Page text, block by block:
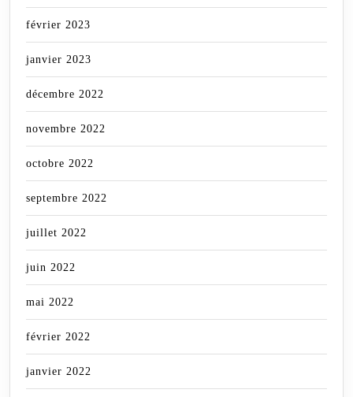
février 2023
janvier 2023
décembre 2022
novembre 2022
octobre 2022
septembre 2022
juillet 2022
juin 2022
mai 2022
février 2022
janvier 2022